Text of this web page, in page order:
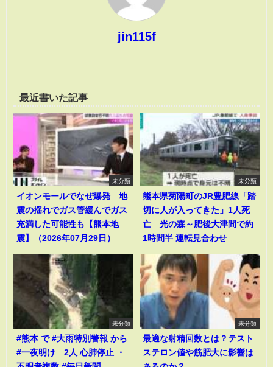
jin115f
最近書いた記事
未分類
イオンモールでなぜ爆発 地
震の揺れでガス管緩んでガス
充満した可能性も【熊本地
震】（2026年07月29日）
未分類
熊本県菊陽町のJR豊肥線「踏
切に人が入ってきた」1人死
亡 光の森～肥後大津間で約
1時間半 運転見合わせ
未分類
#熊本 で #大雨特別警報 から
#一夜明け 2人 心肺停止 ・
未分類
最適な射精回数とは？テスト
ステロン値や筋肥大に影響は